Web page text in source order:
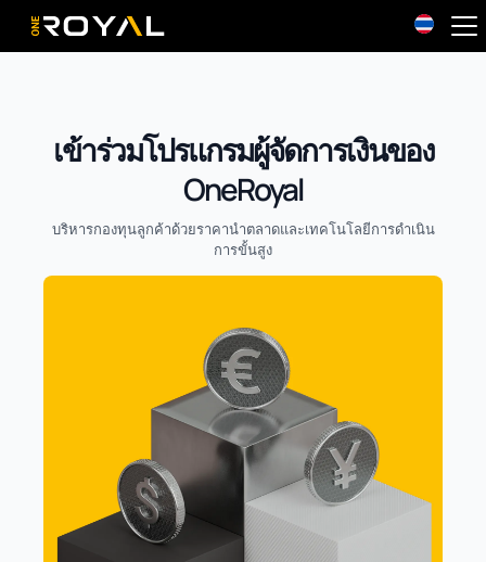
OneRoyal Home
เข้าร่วมโปรแกรมผู้จัดการเงินของ
OneRoyal
บริหารกองทุนลูกค้าด้วยราคานำตลาดและเทคโนโลยีการดำเนิน
การขั้นสูง